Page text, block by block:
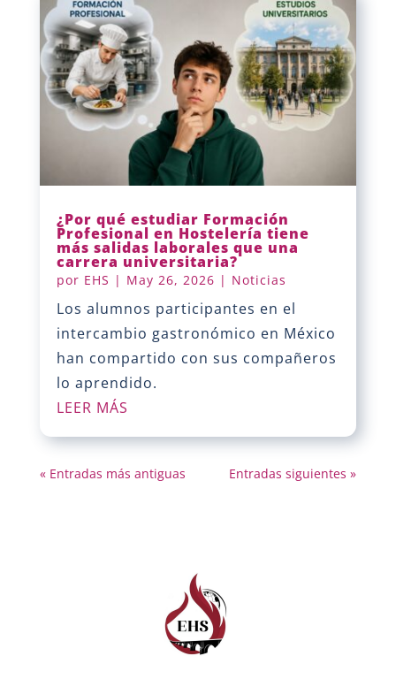
¿Por qué estudiar Formación
Profesional en Hostelería tiene
más salidas laborales que una
carrera universitaria?
por EHS | May 26, 2026 | Noticias
Los alumnos participantes en el
intercambio gastronómico en México
han compartido con sus compañeros
lo aprendido.
LEER MÁS
« Entradas más antiguas Entradas siguientes »